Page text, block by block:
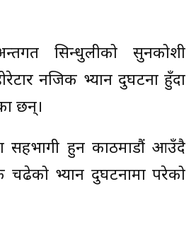
सिन्धुलीको सुनकोशी
नजिक भ्यान दुर्घटना हुँदा
छन्।
सहभागी हुन काठमाडौं आउँदै
चढेको भ्यान दुर्घटनामा परेको